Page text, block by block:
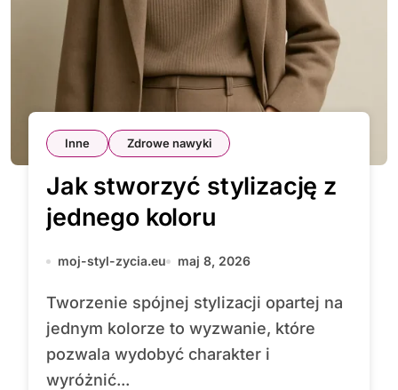
Inne Zdrowe nawyki
Jak stworzyć stylizację z
jednego koloru
moj-styl-zycia.eu maj 8, 2026
Tworzenie spójnej stylizacji opartej na
jednym kolorze to wyzwanie, które
pozwala wydobyć charakter i
wyróżnić...